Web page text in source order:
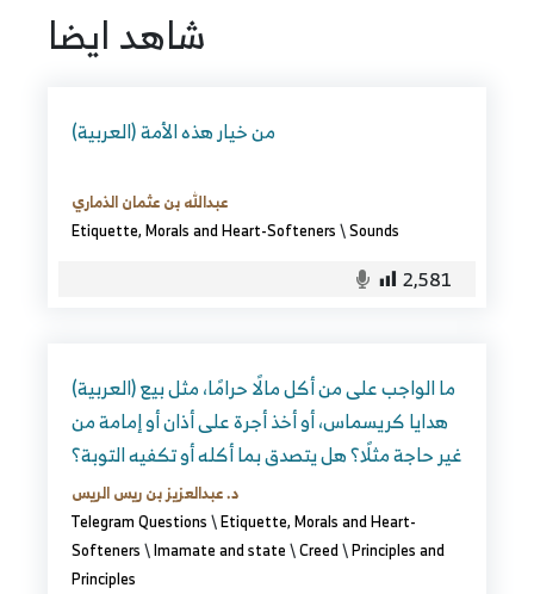
شاهد ايضا
(العربية) من خيار هذه الأمة
عبدالله بن عثمان الذماري
Etiquette, Morals and Heart-Softeners\Sounds
2,581
(العربية) ما الواجب على من أكل مالًا حرامًا، مثل بيع
هدايا كريسماس، أو أخذ أجرة على أذان أو إمامة من
غير حاجة مثلًا؟ هل يتصدق بما أكله أو تكفيه التوبة؟
د. عبدالعزيز بن ريس الريس
Telegram Questions\Etiquette, Morals and Heart-
Softeners\Imamate and state\Creed\Principles and
Principles